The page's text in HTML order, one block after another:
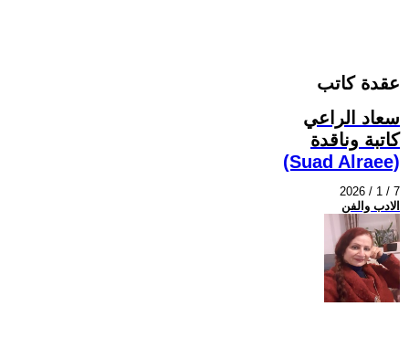
عقدة كاتب
سعاد الراعي
كاتبة وناقدة
(Suad Alraee)
2026 / 1 / 7
الادب والفن